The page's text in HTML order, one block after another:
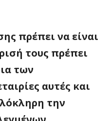
πρέπει να είναι
τους πρέπει
των
αυτές και
την